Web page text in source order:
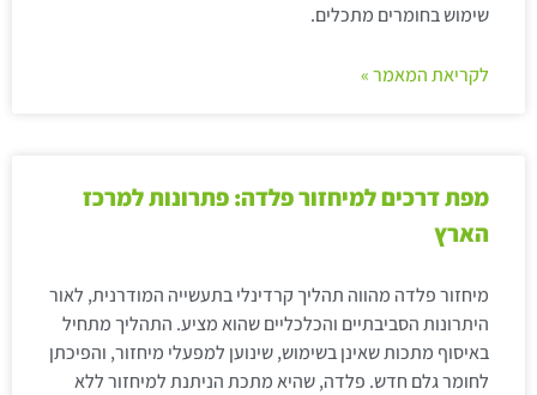
שימוש בחומרים מתכלים.
לקריאת המאמר »
מפת דרכים למיחזור פלדה: פתרונות למרכז
הארץ
מיחזור פלדה מהווה תהליך קרדינלי בתעשייה המודרנית, לאור
היתרונות הסביבתיים והכלכליים שהוא מציע. התהליך מתחיל
באיסוף מתכות שאינן בשימוש, שינוען למפעלי מיחזור, והפיכתן
לחומר גלם חדש. פלדה, שהיא מתכת הניתנת למיחזור ללא